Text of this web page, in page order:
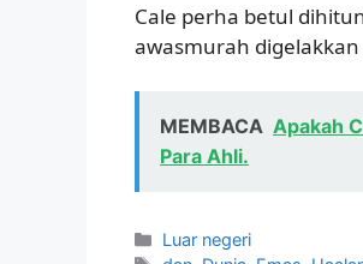
Cale perha betul
awasmurah
MEMBACA Apakah
Para Ahli.
Kategori
Luar negeri